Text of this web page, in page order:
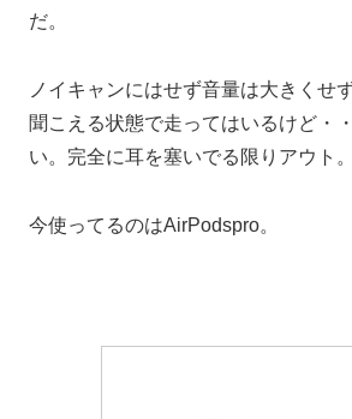
だ。
ノイキャンにはせず音量は大きくせ
聞こえる状態で走ってはいるけど・
い。完全に耳を塞いでる限りアウト。
今使ってるのはAirPodspro。